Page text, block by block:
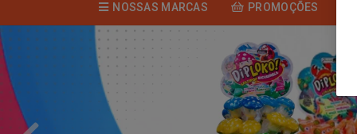
NOSSAS MARCAS PROMOÇÕES